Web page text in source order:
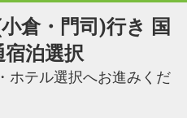
倉・門司)行き 国
宿泊選択
ホテル選択へお進みくだ